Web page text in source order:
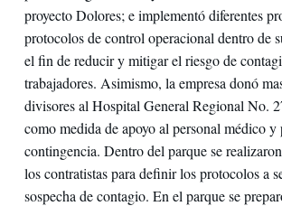
proyecto Dolores; e implementó diferentes
protocolos de control operacional dentro de
el fin de reducir y mitigar el riesgo de
trabajadores. Asimismo, la empresa donó
divisores al Hospital General Regional No.
como medida de apoyo al personal médico y
contingencia. Dentro del parque se
los contratistas para definir los protocolos a
sospecha de contagio. En el parque se